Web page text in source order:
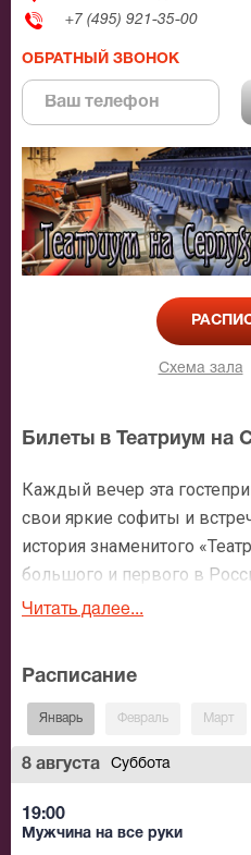
+7 (495) 921-35-00
ОБРАТНЫЙ ЗВОНОК
Схема зала
Билеты в Театриум на
Каждый вечер эта
свои яркие софиты и
история знаменитого
большого и первого в
фестиваля клоунов,
Приехало тогда в Москву
США, Болгарии, Японии. Но
прошел и этот фестиваль.
актеры не захотели
новыми спектаклями. И в
Читать далее...
Расписание
Январь Февраль Март
8 августа Суббота
19:00
Мужчина на все руки